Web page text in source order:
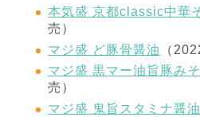
本気盛 京都classic中華
売）
マジ盛 ど豚骨醤油
（
マジ盛 黒マー油旨豚みそ
売）
マジ盛 鬼旨スタミナ醤油